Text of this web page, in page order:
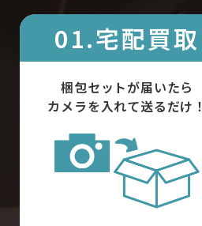
01.宅配買取
梱包セットが届いたら
カメラを入れて送るだけ！